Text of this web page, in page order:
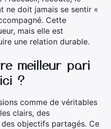
ne doit jamais se sentir «
Cette
mais elle est
une relation durable.
meilleur pari
?
comme de véritables
clairs, des
objectifs partagés. Ce